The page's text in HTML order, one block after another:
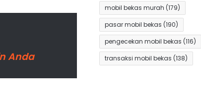
Anda
mobil bekas murah (179)
pasar mobil bekas (190)
pengecekan mobil bekas (116)
transaksi mobil bekas (138)